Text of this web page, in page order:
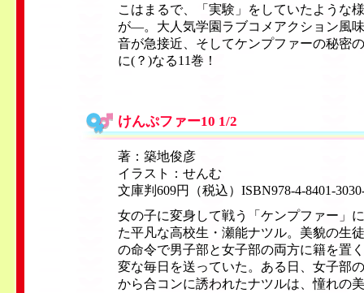
こはまるで、「実験」をしていたような
が—。大人気学園ラブコメアクション風
音が急接近、そしてケンプファーの秘密
に(？)なる11巻！
けんぷファー10 1/2
著：築地俊彦
イラスト：せんむ
文庫判609円（税込）ISBN978-4-8401-
女の子に変身して戦う「ケンプファー」
た平凡な高校生・瀬能ナツル。美貌の生
の命令で男子部と女子部の両方に籍を置
変な毎日を送っていた。ある日、女子部
から合コンに誘われたナツルは、憧れの